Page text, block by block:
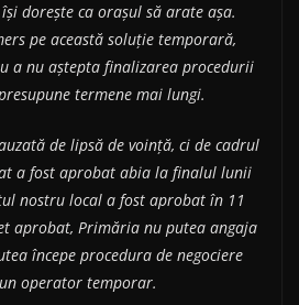
dorește ca orașul să arate așa.
pe această soluție temporară,
a nu aștepta finalizarea procedurii
termene mai lungi.
de lipsă de voință, ci de cadrul
a fost aprobat abia la finalul lunii
nostru local a fost aprobat în 11
aprobat, Primăria nu putea angaja
începe procedura de negociere
operator temporar.